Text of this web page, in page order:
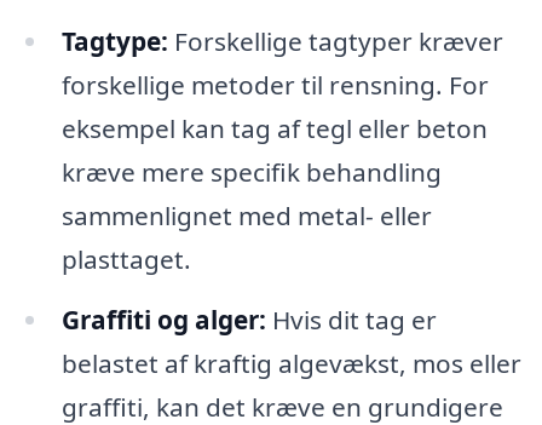
Tagtype: Forskellige tagtyper kræver
forskellige metoder til rensning. For
eksempel kan tag af tegl eller beton
kræve mere specifik behandling
sammenlignet med metal- eller
plasttaget.
Graffiti og alger: Hvis dit tag er
belastet af kraftig algevækst, mos eller
graffiti, kan det kræve en grundigere